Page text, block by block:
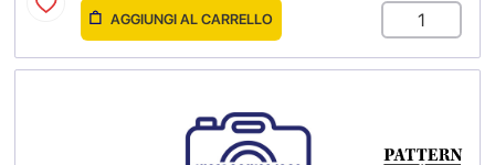
AGGIUNGI AL CARRELLO